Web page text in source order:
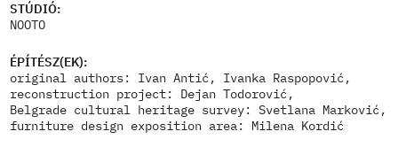
Kapcsolat
STÚDIÓ:
NOOTO
ÉPÍTÉSZ(EK):
original authors: Ivan Antić, Ivanka Raspopović,
reconstruction project: Dejan Todorović,
Belgrade cultural heritage survey: Svetlana Marković,
furniture design exposition area: Milena Kordić